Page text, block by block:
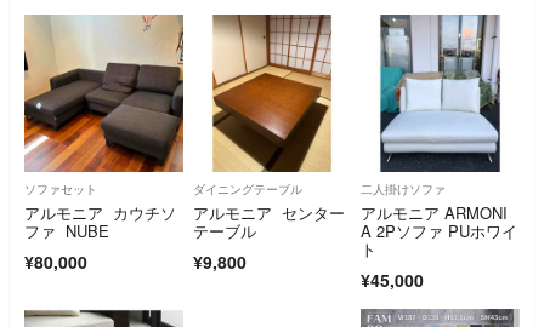
ソファセット
アルモニア カウチソ
ファ NUBE
¥80,000
ダイニングテーブル
アルモニア センター
テーブル
¥9,800
二人掛けソファ
アルモニア ARMONI
A 2Pソファ PUホワイ
ト
¥45,000